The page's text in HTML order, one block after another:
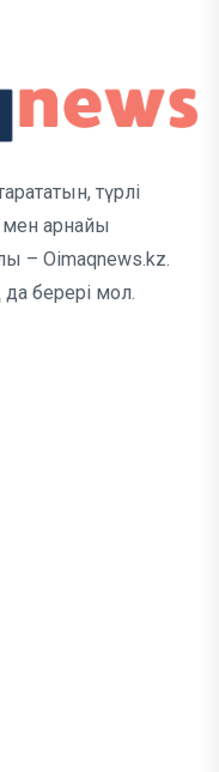
түрлі
мен арнайы
– Oimaqnews.kz.
берері мол.